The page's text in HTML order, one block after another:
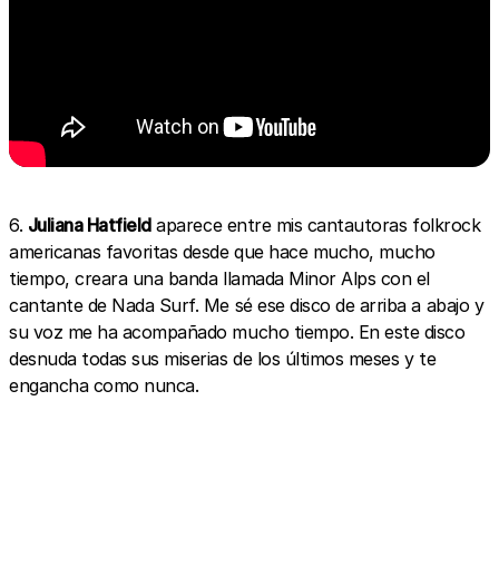
6. Juliana Hatfieldaparece entre mis cantautoras folkrock
americanas favoritas desde que hace mucho, mucho
tiempo, creara una banda llamada Minor Alps con el
cantante de Nada Surf. Me sé ese disco de arriba a abajo y
su voz me ha acompañado mucho tiempo. En este disco
desnuda todas sus miserias de los últimos meses y te
engancha como nunca.